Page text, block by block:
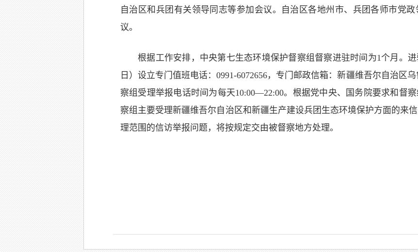
自治区和兵团有关领导同志等参加会议。自治区各地州市、兵团各师市党
议。
根据工作安排，中央第七生态环境保护督察组督察进驻时间为1个月。
日）设立专门值班电话：0991-6072656，专门邮政信箱：新疆维吾尔自治区
察组受理举报电话时间为每天10:00—22:00。根据党中央、国务院要求和督
察组主要受理新疆维吾尔自治区和新疆生产建设兵团生态环境保护方面的来
理范围的信访举报问题，将按规定交由被督察地方处理。